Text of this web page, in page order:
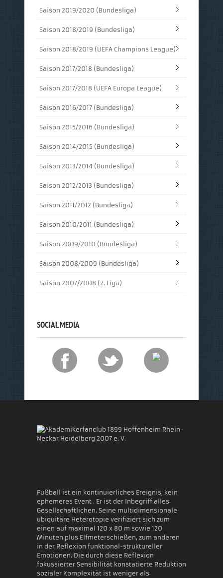
Saison 2019/2020 (Bundesliga)
Saison 2018/2019 (Bundesliga)
Saison 2018/2019 (UEFA Champions League)
Saison 2017/2018 (Bundesliga)
Saison 2017/2018 (UEFA Europa League)
Saison 2016/2017 (Bundesliga)
Saison 2015/2016 (Bundesliga)
Saison 2014/2015 (Bundesliga)
Saison 2013/2014 (Bundesliga)
Saison 2012/2013 (Bundesliga)
Saison 2011/2012 (Bundesliga)
Saison 2010/2011 (Bundesliga)
Saison 2009/2010 (Bundesliga)
Saison 2008/2009 (Bundesliga)
Saison 2007/2008 (2. Liga)
SOCIAL MEDIA
Akademikerfanclub 1899 Hoffenheim Rhein-
Neckar Heidelberg 2007 e. V.
Fußball ist ein kontinuierliches Ereignis, kein
ephemeres Event . Er ist der Inbegriff alles
Gesellschaftlichen. Seine multidimensionale
ubiquitäre Heterotopie verifiziert sich zum
einen auf maximal 120 x 80 m sowie 120
Minuten plus Elfmeterschießen, zum anderen
in der Reflexion funktional-struktureller
Emotionen. Die durch diese Reflexion
fokussierter Sensibilität konstatierte Reduktion
sozialer Komplexität ist weniger als